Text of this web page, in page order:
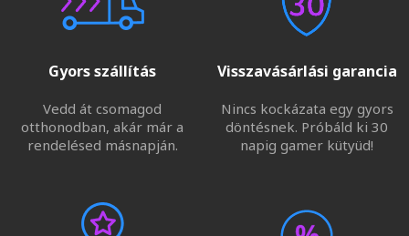
Gyors szállítás
Vedd át csomagod
otthonodban, akár már a
rendelésed másnapján.
Visszavásárlási garancia
Nincs kockázata egy gyors
döntésnek. Próbáld ki 30
napig gamer kütyüd!